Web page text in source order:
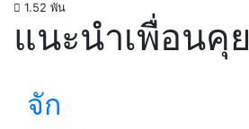
1.52 พัน
แนะนำเพื่อนคุย
จัก